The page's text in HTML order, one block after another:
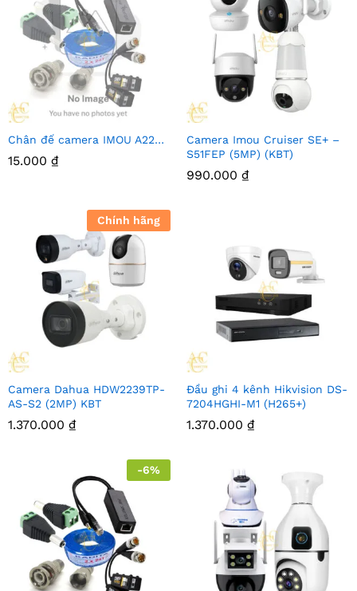
Chân đế camera IMOU A22…
15.000 ₫
Camera Imou Cruiser SE+ –
S51FEP (5MP) (KBT)
990.000 ₫
Chính hãng
Camera Dahua HDW2239TP-
AS-S2 (2MP) KBT
1.370.000 ₫
Đầu ghi 4 kênh Hikvision DS-
7204HGHI-M1 (H265+)
1.370.000 ₫
-6%